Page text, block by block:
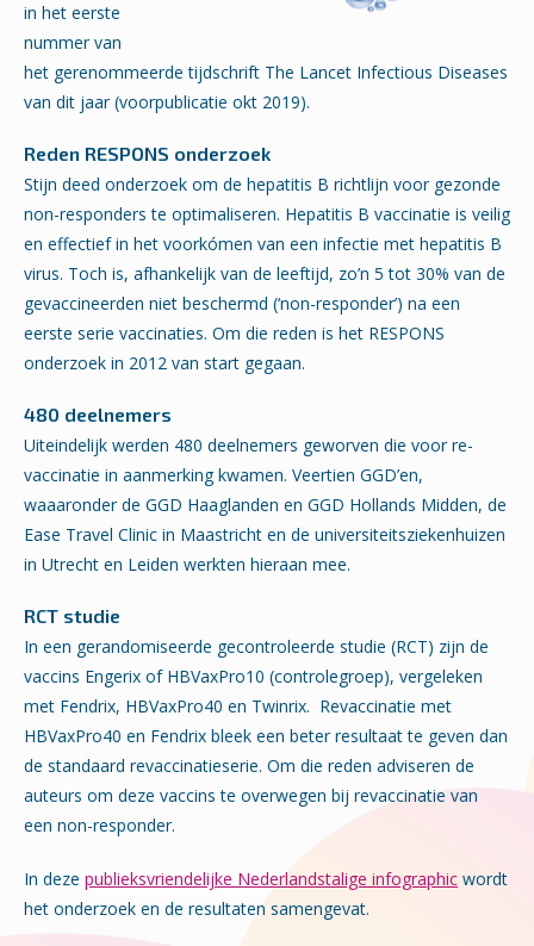
in het eerste
nummer van
het gerenommeerde tijdschrift The Lancet Infectious Diseases
van dit jaar (voorpublicatie okt 2019).
Reden RESPONS onderzoek
Stijn deed onderzoek om de hepatitis B richtlijn voor gezonde
non-responders te optimaliseren. Hepatitis B vaccinatie is veilig
en effectief in het voorkómen van een infectie met hepatitis B
virus. Toch is, afhankelijk van de leeftijd, zo’n 5 tot 30% van de
gevaccineerden niet beschermd (‘non-responder’) na een
eerste serie vaccinaties. Om die reden is het RESPONS
onderzoek in 2012 van start gegaan.
480 deelnemers
Uiteindelijk werden 480 deelnemers geworven die voor re-
vaccinatie in aanmerking kwamen. Veertien GGD’en,
waaaronder de GGD Haaglanden en GGD Hollands Midden, de
Ease Travel Clinic in Maastricht en de universiteitsziekenhuizen
in Utrecht en Leiden werkten hieraan mee.
RCT studie
In een gerandomiseerde gecontroleerde studie (RCT) zijn de
vaccins Engerix of HBVaxPro10 (controlegroep), vergeleken
met Fendrix, HBVaxPro40 en Twinrix. Revaccinatie met
HBVaxPro40 en Fendrix bleek een beter resultaat te geven dan
de standaard revaccinatieserie. Om die reden adviseren de
auteurs om deze vaccins te overwegen bij revaccinatie van
een non-responder.
In deze publieksvriendelijke Nederlandstalige infographic wordt
het onderzoek en de resultaten samengevat.